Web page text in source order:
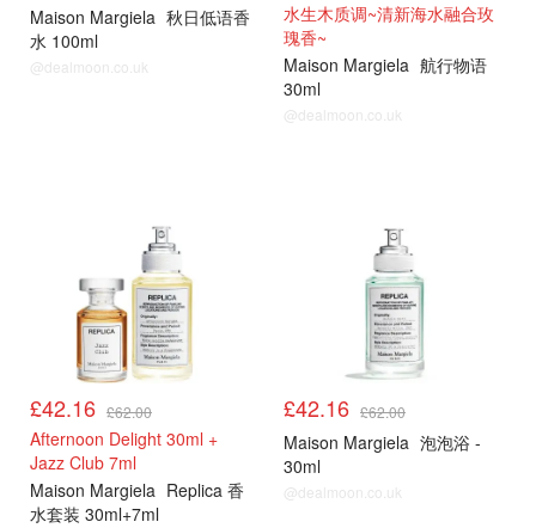
Maison Margiela 秋日低语香
水 100ml
@dealmoon.co.uk
水生木质调~清新海水融合玫
瑰香~
Maison Margiela 航行物语
30ml
@dealmoon.co.uk
£42.16 £62.00
Afternoon Delight 30ml +
Jazz Club 7ml
Maison Margiela Replica 香
水套装 30ml+7ml
£42.16 £62.00
Maison Margiela 泡泡浴 -
30ml
@dealmoon.co.uk